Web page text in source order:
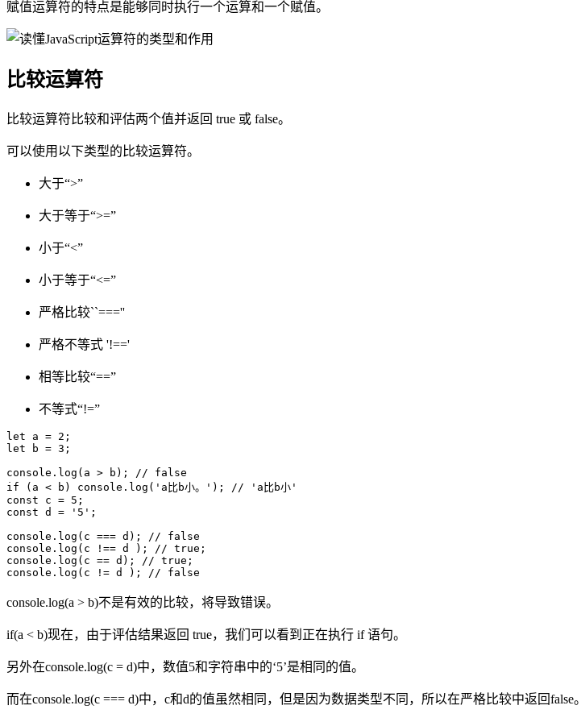
赋值运算符的特点是能够同时执行一个运算和一个赋值。
比较运算符
比较运算符比较和评估两个值并返回 true 或 false。
可以使用以下类型的比较运算符。
大于“>”
大于等于“>=”
小于“<”
小于等于“<=”
严格比较``===''
严格不等式 '!=='
相等比较“==”
不等式“!=”
let a = 2;
let b = 3;
console.log(a > b); // false
if (a < b) console.log('a比b小。'); // 'a比b小'
const c = 5;
const d = '5';
console.log(c === d); // false
console.log(c !== d ); // true;
console.log(c == d); // true;
console.log(c != d ); // false
console.log(a > b)不是有效的比较，将导致错误。
if(a < b)现在，由于评估结果返回 true，我们可以看到正在执行 if 语句。
另外在console.log(c = d)中，数值5和字符串中的‘5’是相同的值。
而在console.log(c === d)中，c和d的值虽然相同，但是因为数据类型不同，所以在严格比较中返回false。